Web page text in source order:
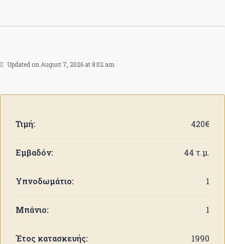
Updated on August 7, 2026 at 8:02 am
Τιμή: 420€
Εμβαδόν: 44 τ.μ.
Υπνοδωμάτιο: 1
Μπάνιο: 1
Έτος κατασκευής: 1990